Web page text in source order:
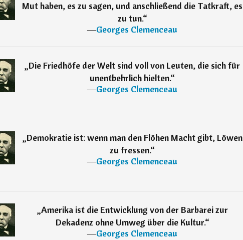
Mut haben, es zu sagen, und anschließend die Tatkraft, es
zu tun.“
―Georges Clemenceau
„Die Friedhöfe der Welt sind voll von Leuten, die sich für
unentbehrlich hielten.“
―Georges Clemenceau
„Demokratie ist: wenn man den Flöhen Macht gibt, Löwen
zu fressen.“
―Georges Clemenceau
„Amerika ist die Entwicklung von der Barbarei zur
Dekadenz ohne Umweg über die Kultur.“
―Georges Clemenceau